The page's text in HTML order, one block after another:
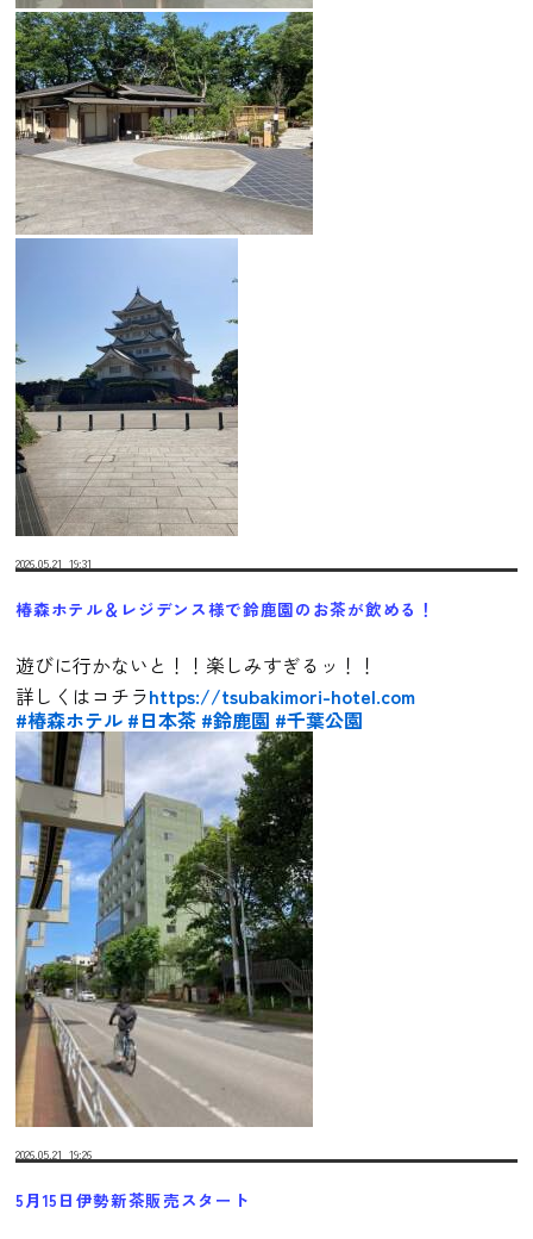
2026.05.21 19:31
椿森ホテル＆レジデンス様で鈴鹿園のお茶が飲める！
遊びに行かないと！！ 楽しみすぎるッ！！
詳しくはコチラhttps://tsubakimori-hotel.com
#椿森ホテル #日本茶 #鈴鹿園 #千葉公園
2026.05.21 19:26
5月15日伊勢新茶販売スタート